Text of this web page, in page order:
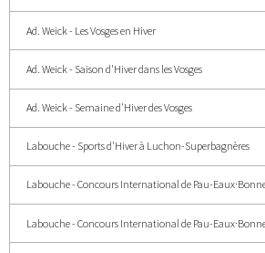
Ad. Weick - Les Vosges en Hiver
Ad. Weick - Saison d'Hiver dans les Vosges
Ad. Weick - Semaine d'Hiver des Vosges
Labouche - Sports d'Hiver à Luchon-Superbagnères
Labouche - Concours International de Pau-
Labouche - Concours International de Pau-